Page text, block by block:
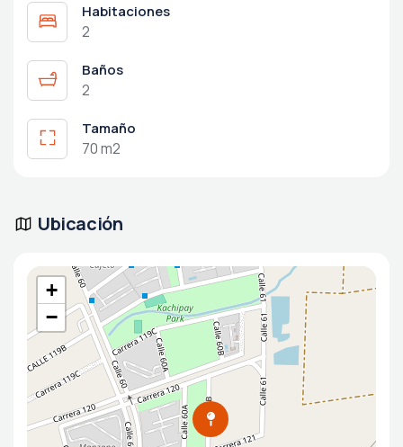
Habitaciones
2
Baños
2
Tamaño
70 m2
Ubicación
+
−